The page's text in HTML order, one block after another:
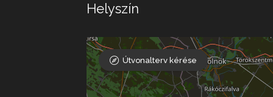
Helyszín
Útvonalterv kérése